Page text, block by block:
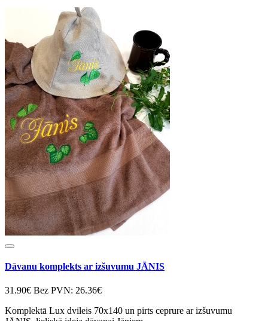
Dāvanu komplekts ar izšuvumu JĀNIS
31.90€ Bez PVN: 26.36€
Komplektā Lux dvileis 70x140 un pirts ceprure ar izšuvumu